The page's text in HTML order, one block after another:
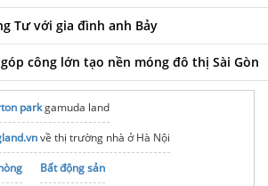
Tư với gia đình anh Bảy
công lớn tạo nền móng đô thị Sài Gòn
parkgamuda land
về thị trường nhà ở Hà Nội
Bất động sản